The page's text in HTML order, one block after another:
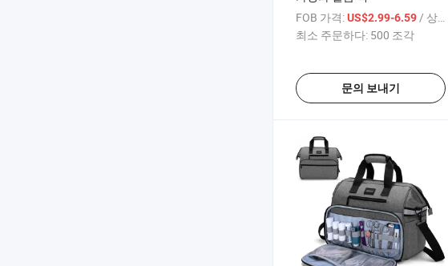
FOB 가격:US$2.99-6.59/ 상품
최소 주문하다: 500 조각
문의 보내기